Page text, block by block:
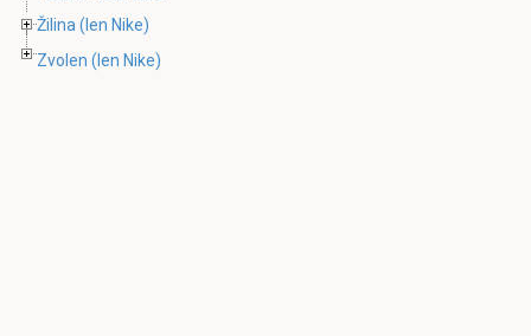
Žilina (len Nike)
Zvolen (len Nike)